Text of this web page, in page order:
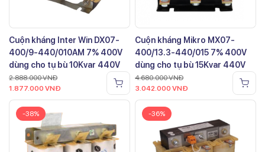
Cuộn kháng Inter Win DX07-
400/9-440/010AM 7% 400V
dùng cho tụ bù 10Kvar 440V
2.888.000VNĐ
1.877.000 VNĐ
Cuộn kháng Mikro MX07-
400/13.3-440/015 7% 400V
dùng cho tụ bù 15Kvar 440V
4.680.000VNĐ
3.042.000 VNĐ
-38% -36%